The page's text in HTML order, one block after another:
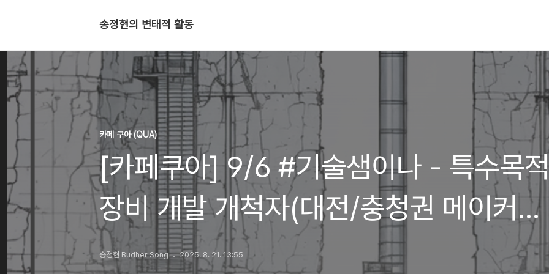
송정현의 변태적 활동
카페 쿠아 (QUA)
[카페쿠아] 9/6 #기술샘이나 - 특수목적
장비 개발 개척자(대전/충청권 메이커
포럼)
송정현 Budher Song 2025. 8. 21. 13:55